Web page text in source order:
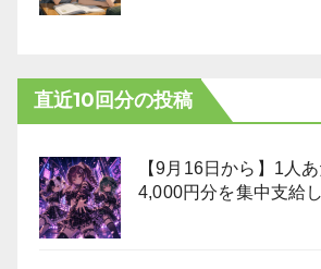
直近10回分の投稿
【9月16日から】1人
4,000円分を集中支給